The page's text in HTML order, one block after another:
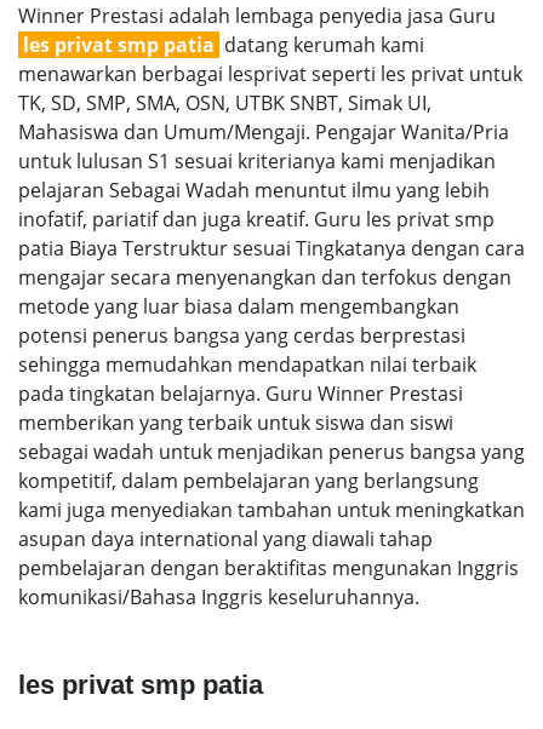
Winner Prestasi adalah lembaga penyedia jasa Guru
les privat smp patia datang kerumah kami
menawarkan berbagai lesprivat seperti les privat untuk
TK, SD, SMP, SMA, OSN, UTBK SNBT, Simak UI,
Mahasiswa dan Umum/Mengaji. Pengajar Wanita/Pria
untuk lulusan S1 sesuai kriterianya kami menjadikan
pelajaran Sebagai Wadah menuntut ilmu yang lebih
inofatif, pariatif dan juga kreatif. Guru les privat smp
patia Biaya Terstruktur sesuai Tingkatanya dengan cara
mengajar secara menyenangkan dan terfokus dengan
metode yang luar biasa dalam mengembangkan
potensi penerus bangsa yang cerdas berprestasi
sehingga memudahkan mendapatkan nilai terbaik
pada tingkatan belajarnya. Guru Winner Prestasi
memberikan yang terbaik untuk siswa dan siswi
sebagai wadah untuk menjadikan penerus bangsa yang
kompetitif, dalam pembelajaran yang berlangsung
kami juga menyediakan tambahan untuk meningkatkan
asupan daya international yang diawali tahap
pembelajaran dengan beraktifitas mengunakan Inggris
komunikasi/Bahasa Inggris keseluruhannya.
les privat smp patia